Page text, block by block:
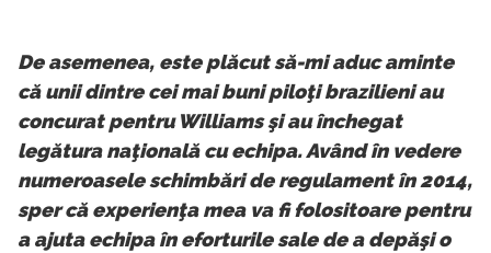
De asemenea, este plăcut să-mi aduc aminte
că unii dintre cei mai buni piloţi brazilieni au
concurat pentru Williams şi au închegat
legătura naţională cu echipa. Având în vedere
numeroasele schimbări de regulament în 2014,
sper că experienţa mea va fi folositoare pentru
a ajuta echipa în eforturile sale de a depăşi o